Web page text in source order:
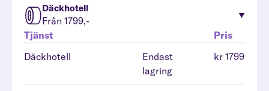
Däckhotell
Från 1799,-
Tjänst
Pris
Däckhotell
Endast
lagring
kr 1799